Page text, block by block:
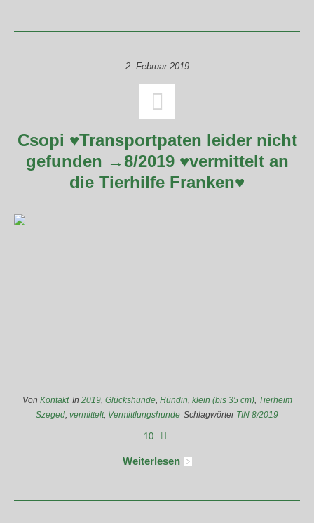
2. Februar 2019
Csopi ♥Transportpaten leider nicht
gefunden →8/2019 ♥vermittelt an
die Tierhilfe Franken♥
Von Kontakt In 2019, Glückshunde, Hündin, klein (bis 35 cm), Tierheim
Szeged, vermittelt, Vermittlungshunde Schlagwörter TIN 8/2019
10
Weiterlesen